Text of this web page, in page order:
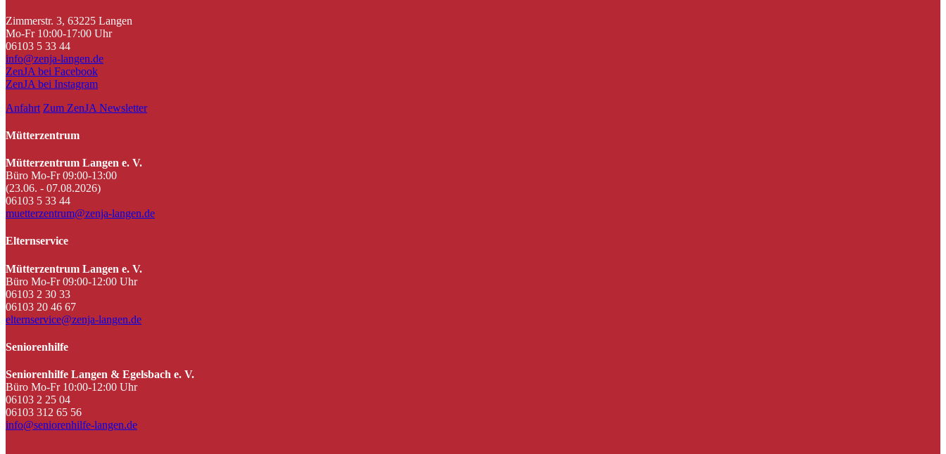
Zimmerstr. 3, 63225 Langen
Mo-Fr 10:00-17:00 Uhr
06103 5 33 44
info@zenja-langen.de
ZenJA bei Facebook
ZenJA bei Instagram
Anfahrt Zum ZenJA Newsletter
Mütterzentrum
Mütterzentrum Langen e. V.
Büro Mo-Fr 09:00-13:00
(23.06. - 07.08.2026)
06103 5 33 44
muetterzentrum@zenja-langen.de
Elternservice
Mütterzentrum Langen e. V.
Büro Mo-Fr 09:00-12:00 Uhr
06103 2 30 33
06103 20 46 67
elternservice@zenja-langen.de
Seniorenhilfe
Seniorenhilfe Langen & Egelsbach e. V.
Büro Mo-Fr 10:00-12:00 Uhr
06103 2 25 04
06103 312 65 56
info@seniorenhilfe-langen.de